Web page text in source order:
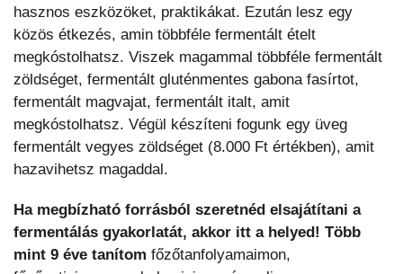
hasznos eszközöket, praktikákat. Ezután lesz egy
közös étkezés, amin többféle fermentált ételt
megkóstolhatsz. Viszek magammal többféle fermentált
zöldséget, fermentált gluténmentes gabona fasírtot,
fermentált magvajat, fermentált italt, amit
megkóstolhatsz. Végül készíteni fogunk egy üveg
fermentált vegyes zöldséget (8.000 Ft értékben), amit
hazavihetsz magaddal.
Ha megbízható forrásból szeretnéd elsajátítani a
fermentálás gyakorlatát, akkor itt a helyed! Több
mint 9 éve tanítom főzőtanfolyamaimon,